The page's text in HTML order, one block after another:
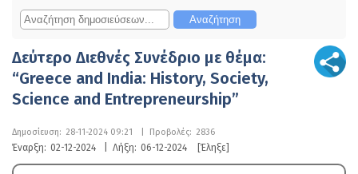
Δεύτερο Διεθνές Συνέδριο με θέμα:
“Greece and India: History, Society,
Science and Entrepreneurship”
Δημοσίευση: 28-11-2024 09:21 Προβολές: 2836
Έναρξη: 02-12-2024 Λήξη: 06-12-2024 [Έληξε]